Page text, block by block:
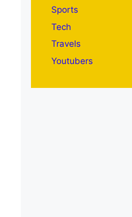
Sports
Tech
Travels
Youtubers